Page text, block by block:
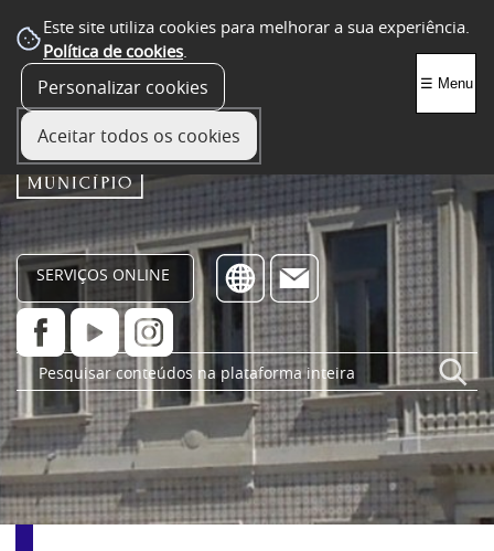
Este site utiliza cookies para melhorar a sua experiência.
Política de cookies.
Personalizar cookies
Aceitar todos os cookies
SERVIÇOS ONLINE
☰ Menu